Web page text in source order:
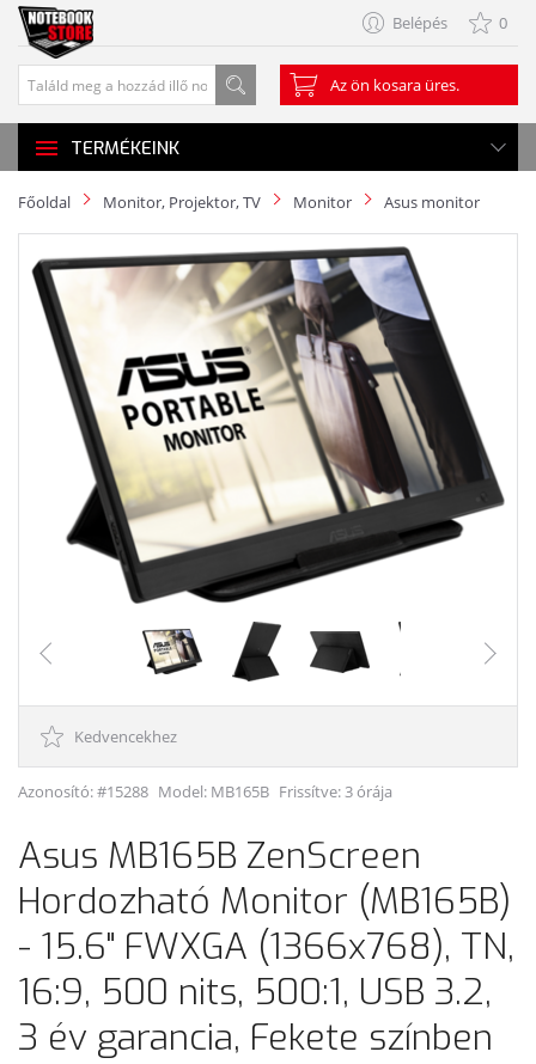
Belépés 0
Az ön kosara üres.
TERMÉKEINK
Főoldal Monitor, Projektor, TV Monitor Asus monitor
Kedvencekhez
Azonosító: #15288 Model: MB165B Frissítve: 3 órája
Asus MB165B ZenScreen
Hordozható Monitor (MB165B)
- 15.6" FWXGA (1366x768), TN,
16:9, 500 nits, 500:1, USB 3.2,
3 év garancia, Fekete színben